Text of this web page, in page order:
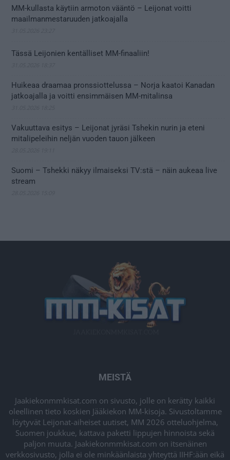
MM-kullasta käytiin armoton vääntö – Leijonat voitti
maailmanmestaruuden jatkoajalla
Tässä Leijonien kentälliset MM-finaaliin!
Huikeaa draamaa pronssiottelussa – Norja kaatoi Kanadan
jatkoajalla ja voitti ensimmäisen MM-mitalinsa
Vakuuttava esitys – Leijonat jyräsi Tshekin nurin ja eteni
mitalipeleihin neljän vuoden tauon jälkeen
Suomi – Tshekki näkyy ilmaiseksi TV:stä – näin aukeaa live
stream
MEISTÄ
Jaakiekonmmkisat.com on sivusto, jolle on kerätty kaikki
oleellinen tieto koskien Jääkiekon MM-kisoja. Sivustoltamme
löytyvät Leijonat-aiheiset uutiset, MM 2026 otteluohjelma,
Suomen joukkue, kattava paketti lippujen hinnoista sekä
paljon muuta. Jaakiekonmmkisat.com on itsenäinen
verkkosivusto, jolla ei ole minkäänlaista yhteyttä IIHF:ään eikä